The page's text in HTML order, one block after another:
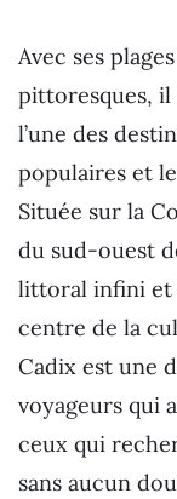
Avec ses
pittoresques, il
l’une des
populaires et
Située sur la
du sud-ouest
littoral infini et
centre de la
Cadix est une
voyageurs qui
ceux qui
sans aucun